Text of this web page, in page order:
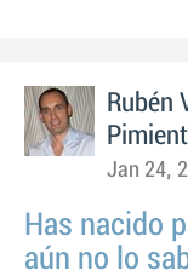
Rubén
Jan 24,
Has nacido
aún no lo